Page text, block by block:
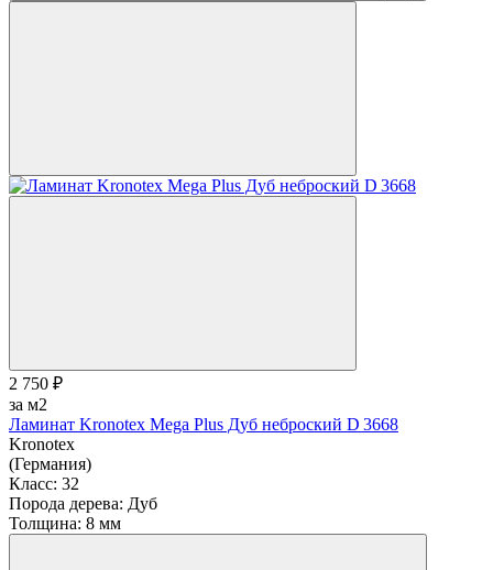
2 750 ₽
за м2
Ламинат Kronotex Mega Plus Дуб неброский D 3668
Kronotex
(Германия)
Класс: 32
Порода дерева: Дуб
Толщина: 8 мм